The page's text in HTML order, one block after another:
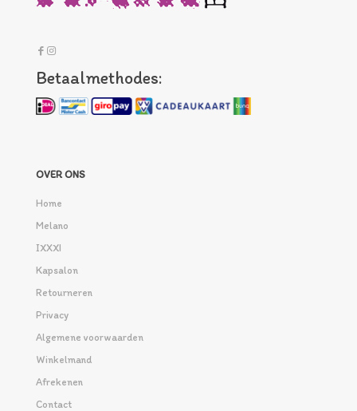
Betaalmethodes:
OVER ONS
Home
Melano
IXXXI
Kapsalon
Retourneren
Privacy
Algemene voorwaarden
Winkelmand
Afrekenen
Contact